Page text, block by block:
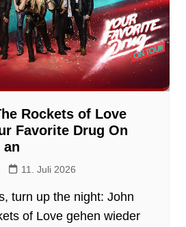
Rockets of Love
Favorite Drug On
an
11. Juli 2026
turn up the night: John
of Love gehen wieder